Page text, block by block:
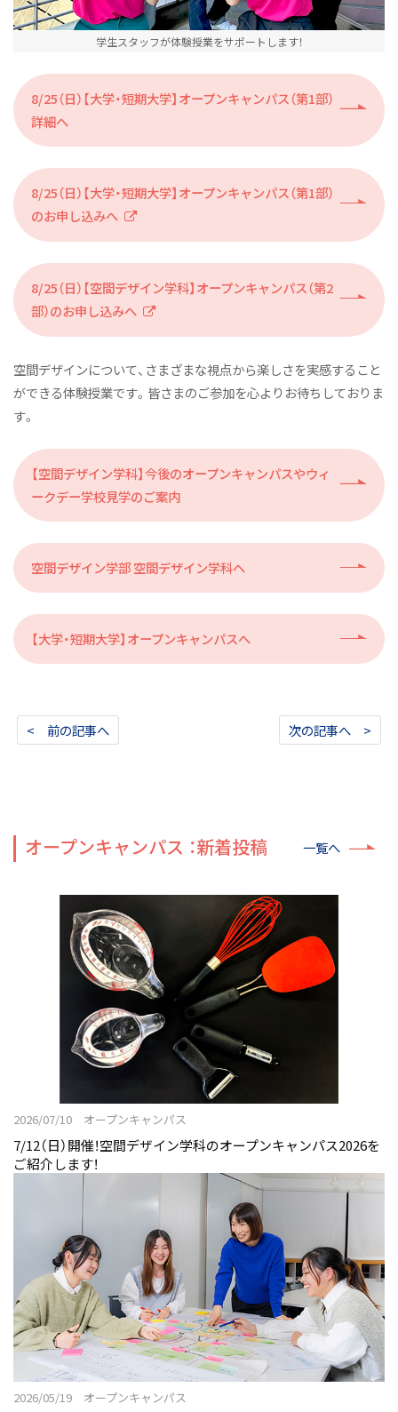
学生スタッフが体験授業をサポートします！
8/25（日）【大学・短期大学】オープンキャンパス（第1部）
詳細へ
8/25（日）【大学・短期大学】オープンキャンパス（第1部）
のお申し込みへ
8/25（日）【空間デザイン学科】オープンキャンパス（第2
部）のお申し込みへ
空間デザインについて、さまざまな視点から楽しさを実感すること
ができる体験授業です。皆さまのご参加を心よりお待ちしておりま
す。
【空間デザイン学科】今後のオープンキャンパスやウィ
ークデー学校見学のご案内
空間デザイン学部 空間デザイン学科へ
【大学・短期大学】オープンキャンパスへ
< 前の記事へ 次の記事へ >
オープンキャンパス ：新着投稿 一覧へ
2026/07/10 オープンキャンパス
7/12（日）開催！空間デザイン学科のオープンキャンパス2026を
ご紹介します！
2026/05/19 オープンキャンパス